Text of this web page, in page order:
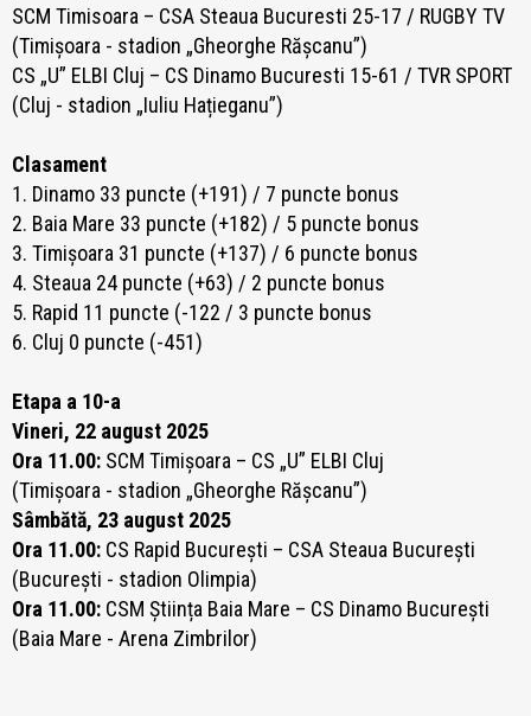
SCM Timisoara – CSA Steaua Bucuresti 25-17 / RUGBY TV
(Timișoara - stadion „Gheorghe Rășcanu”)
CS „U” ELBI Cluj – CS Dinamo Bucuresti 15-61 / TVR SPORT
(Cluj - stadion „Iuliu Hațieganu”)
Clasament
1. Dinamo 33 puncte (+191) / 7 puncte bonus
2. Baia Mare 33 puncte (+182) / 5 puncte bonus
3. Timișoara 31 puncte (+137) / 6 puncte bonus
4. Steaua 24 puncte (+63) / 2 puncte bonus
5. Rapid 11 puncte (-122 / 3 puncte bonus
6. Cluj 0 puncte (-451)
Etapa a 10-a
Vineri, 22 august 2025
Ora 11.00: SCM Timișoara – CS „U” ELBI Cluj
(Timișoara - stadion „Gheorghe Rășcanu”)
Sâmbătă, 23 august 2025
Ora 11.00: CS Rapid București – CSA Steaua București
(București - stadion Olimpia)
Ora 11.00: CSM Știința Baia Mare – CS Dinamo București
(Baia Mare - Arena Zimbrilor)